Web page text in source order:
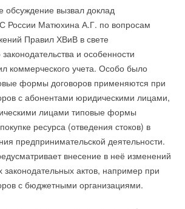
обсуждение вызвал доклад
России Матюхина А.Г. по вопросам
Правил ХВиВ в свете
и особенности
коммерческого учета. Особо было
формы договоров применяются при
с абонентами юридическими лицами,
лицами типовые формы
ресурса (отведения стоков) в
предпринимательской деятельности.
внесение в неё изменений
актов, например при
с бюджетными организациями.
влажностью, скоростью
регистрацией событий и аварийной
так и дистанционно с помощью
ЖК-панели управления,
платы сухих контактов или
карты (SNMP, Web, SSH, telnet).
воздуха SRXCOOL33K
с производительностью до 33 000
размером 42U при глухом
технология
динамическое изменение
до уровня, идеально подходящего
МУП «Костромагорводоканал» Павла
подготовка к реконструкции и
станций города. «Если с
будет благополучно, за счёт своих
установить 2 станции. В Давыдовском
г-н Пылаев .
Alpha GO получили German Design
ИЮЛЯ 2026
имя Грундфос в России!